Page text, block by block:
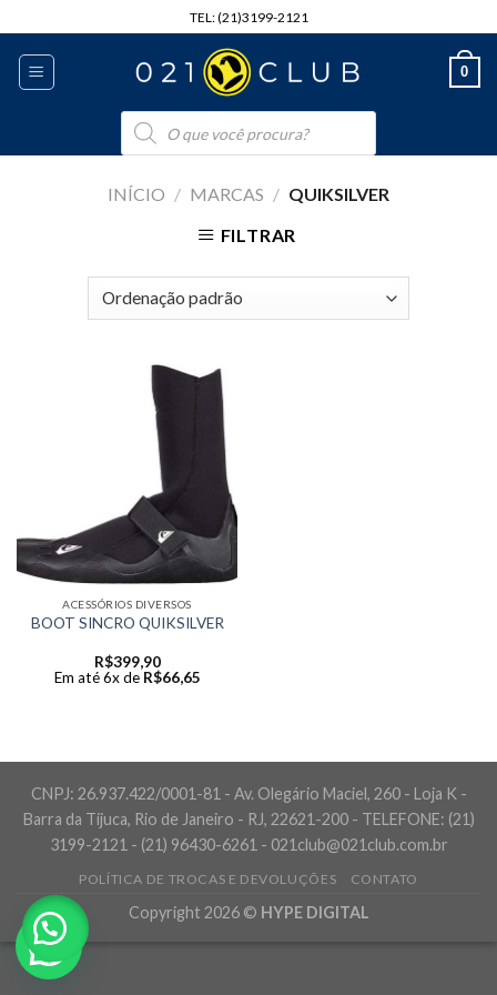
to
content
TEL: (21)3199-2121
0
Pesquisar
produtos
INÍCIO / MARCAS / QUIKSILVER
FILTRAR
ACESSÓRIOS DIVERSOS
BOOT SINCRO QUIKSILVER
R$399,90
Em até 6x de R$66,65
CNPJ: 26.937.422/0001-81 - Av. Olegário Maciel, 260 - Loja K -
Barra da Tijuca, Rio de Janeiro - RJ, 22621-200 - TELEFONE: (21)
3199-2121 - (21) 96430-6261 - 021club@021club.com.br
POLÍTICA DE TROCAS E DEVOLUÇÕES CONTATO
Copyright 2026 © HYPE DIGITAL